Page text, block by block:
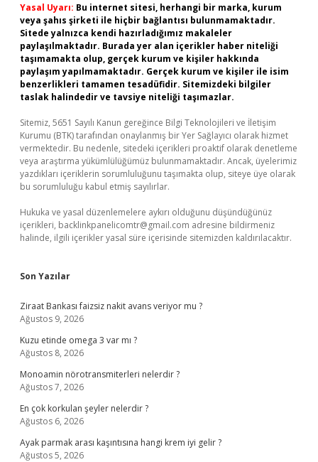
Yasal Uyarı: Bu internet sitesi, herhangi bir marka, kurum
veya şahıs şirketi ile hiçbir bağlantısı bulunmamaktadır.
Sitede yalnızca kendi hazırladığımız makaleler
paylaşılmaktadır. Burada yer alan içerikler haber niteliği
taşımamakta olup, gerçek kurum ve kişiler hakkında
paylaşım yapılmamaktadır. Gerçek kurum ve kişiler ile isim
benzerlikleri tamamen tesadüfidir. Sitemizdeki bilgiler
taslak halindedir ve tavsiye niteliği taşımazlar.
Sitemiz, 5651 Sayılı Kanun gereğince Bilgi Teknolojileri ve İletişim
Kurumu (BTK) tarafından onaylanmış bir Yer Sağlayıcı olarak hizmet
vermektedir. Bu nedenle, sitedeki içerikleri proaktif olarak denetleme
veya araştırma yükümlülüğümüz bulunmamaktadır. Ancak, üyelerimiz
yazdıkları içeriklerin sorumluluğunu taşımakta olup, siteye üye olarak
bu sorumluluğu kabul etmiş sayılırlar.
Hukuka ve yasal düzenlemelere aykırı olduğunu düşündüğünüz
içerikleri, backlinkpanelicomtr@gmail.com adresine bildirmeniz
halinde, ilgili içerikler yasal süre içerisinde sitemizden kaldırılacaktır.
Son Yazılar
Ziraat Bankası faizsiz nakit avans veriyor mu ?
Ağustos 9, 2026
Kuzu etinde omega 3 var mı ?
Ağustos 8, 2026
Monoamin nörotransmiterleri nelerdir ?
Ağustos 7, 2026
En çok korkulan şeyler nelerdir ?
Ağustos 6, 2026
Ayak parmak arası kaşıntısına hangi krem iyi gelir ?
Ağustos 5, 2026